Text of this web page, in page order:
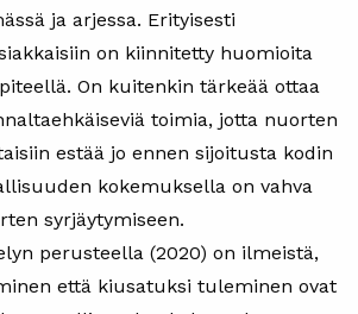
ja arjessa. Erityisesti
on kiinnitetty huomioita
On kuitenkin tärkeää ottaa
toimia, jotta nuorten
estää jo ennen sijoitusta kodin
kokemuksella on vahva
syrjäytymiseen.
perusteella (2020) on ilmeistä,
että kiusatuksi tuleminen ovat